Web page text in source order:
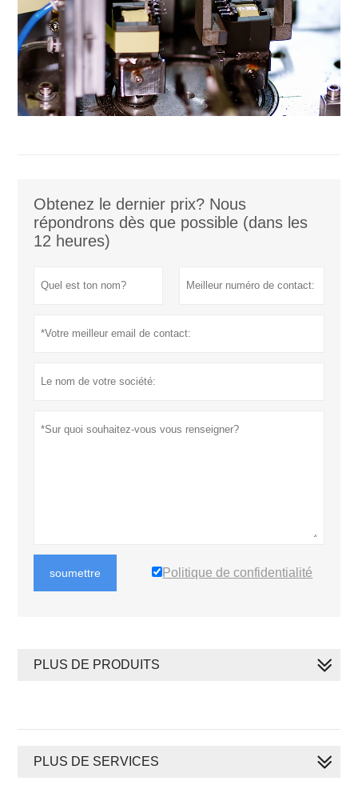
Obtenez le dernier prix? Nous
répondrons dès que possible (dans les
12 heures)
soumettre Politique de confidentialité
PLUS DE PRODUITS
PLUS DE SERVICES